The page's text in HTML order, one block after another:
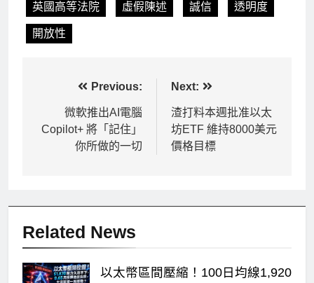
英國高等法院 虛假陳述 誠信 透明度
開放性
Previous:
微軟推出AI電腦
Copilot+ 將「記住」
你所做的一切
Next:
渣打料本週批准以太
坊ETF 維持8000美元
價格目標
Related News
以太幣區間壓縮！100日均線1,920